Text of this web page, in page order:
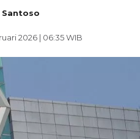
Santoso
2026 | 06:35 WIB